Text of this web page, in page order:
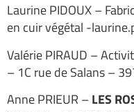
Laurine PIDOUX –
en cuir végétal -
Valérie PIRAUD –
– 1C rue de Salans –
Anne PRIEUR –LES